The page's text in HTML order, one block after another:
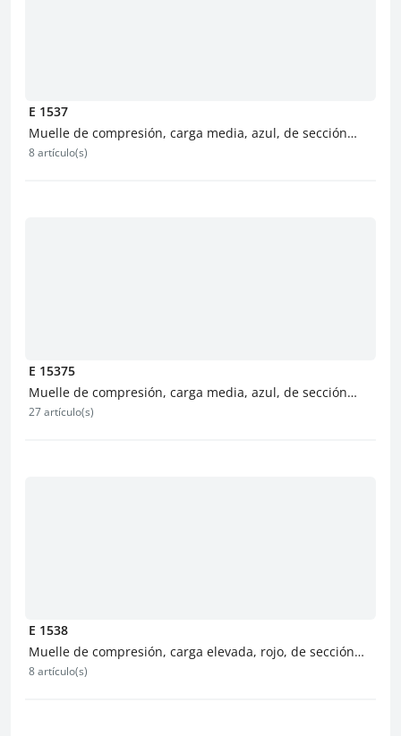
E 1537
Muelle de compresión, carga media, azul, de sección
redonda
8 artículo(s)
E 15375
Muelle de compresión, carga media, azul, de sección
redonda
27 artículo(s)
E 1538
Muelle de compresión, carga elevada, rojo, de sección
redonda
8 artículo(s)